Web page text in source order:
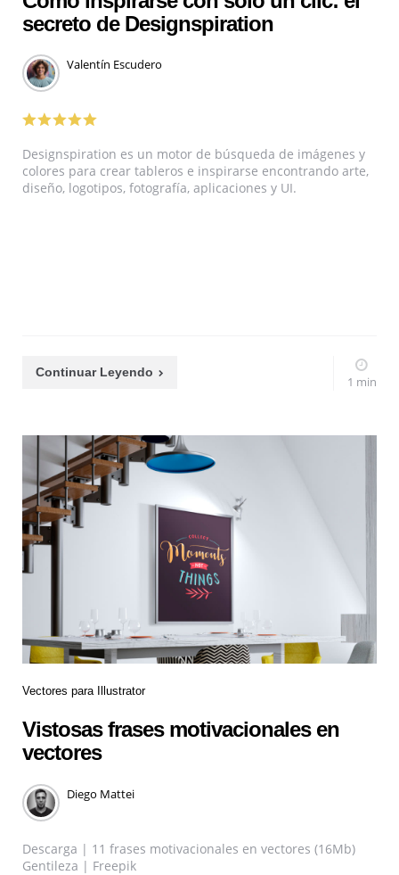
secreto de Designspiration
Valentín Escudero
Designspiration es un motor de búsqueda de imágenes y
colores para crear tableros e inspirarse encontrando arte,
diseño, logotipos, fotografía, aplicaciones y UI.
Continuar Leyendo
1 min
Vectores para Illustrator
Vistosas frases motivacionales en
vectores
Diego Mattei
Descarga | 11 frases motivacionales en vectores (16Mb)
Gentileza | Freepik